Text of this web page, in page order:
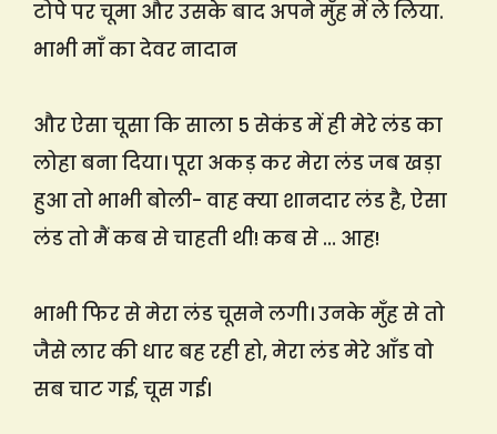
टोपे पर चूमा और उसके बाद अपने मुँह में ले लिया.
भाभी माँ का देवर नादान
और ऐसा चूसा कि साला 5 सेकंड में ही मेरे लंड का
लोहा बना दिया। पूरा अकड़ कर मेरा लंड जब खड़ा
हुआ तो भाभी बोली- वाह क्या शानदार लंड है, ऐसा
लंड तो मैं कब से चाहती थी! कब से … आह!
भाभी फिर से मेरा लंड चूसने लगी। उनके मुँह से तो
जैसे लार की धार बह रही हो, मेरा लंड मेरे आँड वो
सब चाट गई, चूस गई।